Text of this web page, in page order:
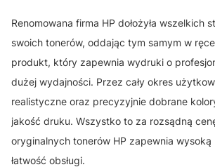
Renomowana firma HP dołożyła wszelkich
swoich tonerów, oddając tym samym w
produkt, który zapewnia wydruki o
dużej wydajności. Przez cały okres
realistyczne oraz precyzyjnie dobrane
jakość druku. Wszystko to za rozsądną
oryginalnych tonerów HP zapewnia wysoką
łatwość obsługi.